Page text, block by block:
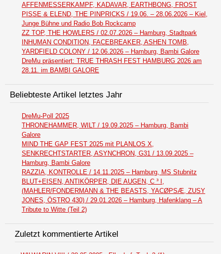
AFFENMESSERKAMPF, KADAVAR, EARTHBONG, FROST
PISSE & ELEND, THE PINPRICKS / 19.06. – 28.06.2026 – Kiel,
Junge Bühne und Radio Bob Rockcamp
ZZ TOP, THE HOWLERS / 02.07.2026 – Hamburg, Stadtpark
INHUMAN CONDITION, FACEBREAKER, ASHEN TOMB,
YARDFIELD COLONY / 12.06.2026 – Hamburg, Bambi Galore
DreMu präsentiert: TRUE THRASH FEST HAMBURG 2026 am
28.11. im BAMBI GALORE
Beliebteste Artikel letztes Jahr
DreMu-Poll 2025
THRONEHAMMER, WILT / 19.09.2025 – Hamburg, Bambi
Galore
MIND THE GAP FEST 2025 mit PLANLOS X,
SENKRECHTSTARTER, ASYNCHRON, G31 / 13.09.2025 –
Hamburg, Bambi Galore
RAZZIA, KONTROLLE / 14.11.2025 – Hamburg, MS Stubnitz
BLUT+EISEN, ANTIKÖRPER, DIE AUGEN, C ³ I,
(MAHLER/FONDERMANN & THE BEASTS, YACØPSÆ, ZUSY
JONES, ÖSTRO 430) / 29.01.2026 – Hamburg, Hafenklang – A
Tribute to Witte (Teil 2)
Zuletzt kommentierte Artikel